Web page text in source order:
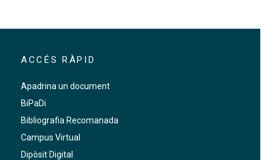
ACCÉS RÀPID
Apadrina un document
BiPaDi
Bibliografia Recomanada
Campus Virtual
Dipòsit Digital